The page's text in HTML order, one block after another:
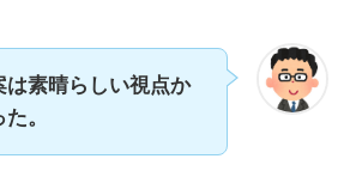
は素晴らしい視点か
。